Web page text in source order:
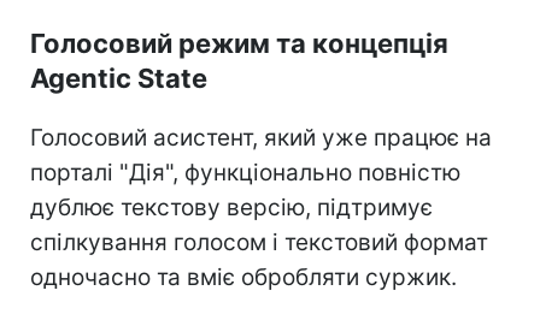
Голосовий режим та концепція
Agentic State
Голосовий асистент, який уже працює на
порталі "Дія", функціонально повністю
дублює текстову версію, підтримує
спілкування голосом і текстовий формат
одночасно та вміє обробляти суржик.